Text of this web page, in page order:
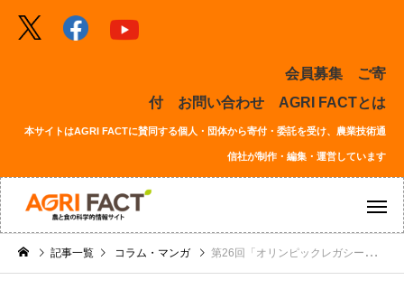
会員募集
ご寄
付
お問い合わせ AGRI FACTとは
本サイトはAGRI FACTに賛同する個人・団体から寄付・委託を受け、農業技術通
信社が制作・編集・運営しています
記事一覧 コラム・マンガ 第26回「オリンピックレガシーはオーガニック」と言っていた人たち【分断をこえてゆけ 有機と慣行の向こう側】